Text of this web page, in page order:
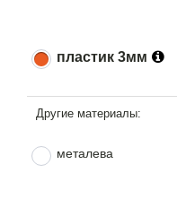
пластик 3мм
металева